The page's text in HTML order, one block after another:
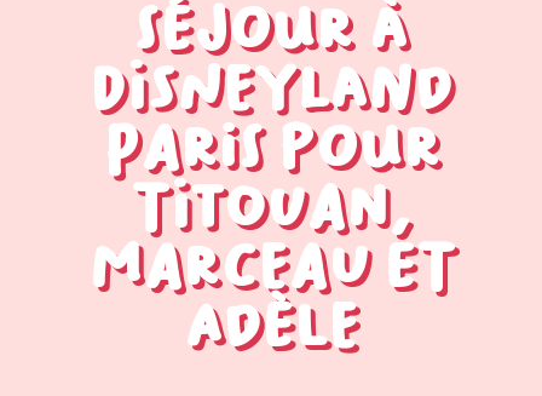
Séjour à
Disneyland
Paris pour
Titouan,
Marceau et
Adèle